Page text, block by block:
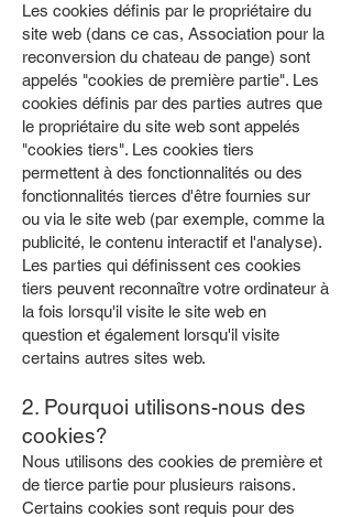
Les cookies définis par le propriétaire du
site web (dans ce cas, Association pour la
reconversion du chateau de pange) sont
appelés "cookies de première partie". Les
cookies définis par des parties autres que
le propriétaire du site web sont appelés
"cookies tiers". Les cookies tiers
permettent à des fonctionnalités ou des
fonctionnalités tierces d'être fournies sur
ou via le site web (par exemple, comme la
publicité, le contenu interactif et l'analyse).
Les parties qui définissent ces cookies
tiers peuvent reconnaître votre ordinateur à
la fois lorsqu'il visite le site web en
question et également lorsqu'il visite
certains autres sites web.
2. Pourquoi utilisons-nous des
cookies?
Nous utilisons des cookies de première et
de tierce partie pour plusieurs raisons.
Certains cookies sont requis pour des